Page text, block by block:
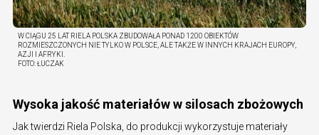
W CIĄGU 25 LAT RIELA POLSKA ZBUDOWAŁA PONAD 1200 OBIEKTÓW
ROZMIESZCZONYCH NIE TYLKO W POLSCE, ALE TAKŻE W INNYCH KRAJACH EUROPY,
AZJI I AFRYKI.
FOTO:ŁUCZAK
Wysoka jakość materiałów w silosach zbożowych
Jak twierdzi Riela Polska, do produkcji wykorzystuje materiały